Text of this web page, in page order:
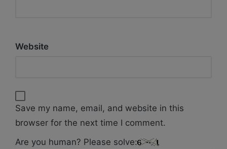
Website
Save my name, email, and website in this
browser for the next time I comment.
Are you human? Please solve: